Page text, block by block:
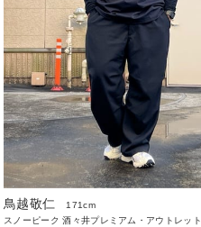
鳥越敬仁
171cm
スノーピーク 酒々井プレミアム・アウトレット